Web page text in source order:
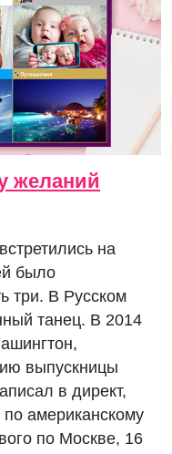
желаний
на
было
три. В Русском
танец. В 2014
выпускницы
в директ,
американскому
по Москве, 16